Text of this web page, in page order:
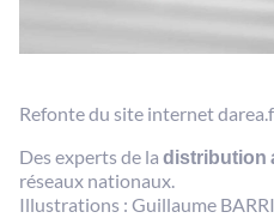
Refonte du site internet
Des experts de la distribution
réseaux nationaux.
Illustrations : Guillaume